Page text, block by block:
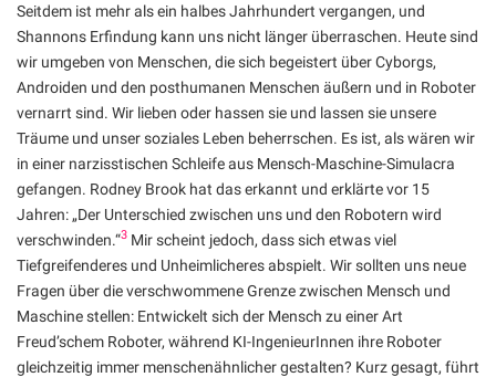
Seitdem ist mehr als ein halbes Jahrhundert vergangen, und
Shannons Erfindung kann uns nicht länger überraschen. Heute sind
wir umgeben von Menschen, die sich begeistert über Cyborgs,
Androiden und den posthumanen Menschen äußern und in Roboter
vernarrt sind. Wir lieben oder hassen sie und lassen sie unsere
Träume und unser soziales Leben beherrschen. Es ist, als wären wir
in einer narzisstischen Schleife aus Mensch-Maschine-Simulacra
gefangen. Rodney Brook hat das erkannt und erklärte vor 15
Jahren: „Der Unterschied zwischen uns und den Robotern wird
verschwinden.“3 Mir scheint jedoch, dass sich etwas viel
Tiefgreifenderes und Unheimlicheres abspielt. Wir sollten uns neue
Fragen über die verschwommene Grenze zwischen Mensch und
Maschine stellen: Entwickelt sich der Mensch zu einer Art
Freud’schem Roboter, während KI-IngenieurInnen ihre Roboter
gleichzeitig immer menschenähnlicher gestalten? Kurz gesagt, führt